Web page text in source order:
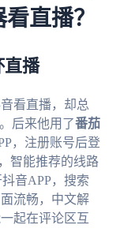
直播？
直播
看直播，却总
后来他用了番茄
，注册账号后登
智能推荐的线路
音APP，搜索
流畅，中文解
起在评论区互